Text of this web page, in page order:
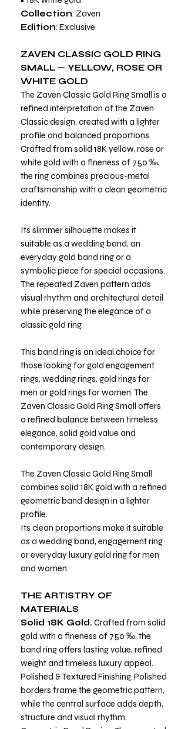
Collection: Zaven
Edition: Exclusive
ZAVEN CLASSIC GOLD RING
SMALL — YELLOW, ROSE OR
WHITE GOLD
The Zaven Classic Gold Ring Small is a
refined interpretation of the Zaven
Classic design, created with a lighter
profile and balanced proportions.
Crafted from solid 18K yellow, rose or
white gold with a fineness of 750 ‰,
the ring combines precious-metal
craftsmanship with a clean geometric
identity.
Its slimmer silhouette makes it
suitable as a wedding band, an
everyday gold band ring or a
symbolic piece for special occasions.
The repeated Zaven pattern adds
visual rhythm and architectural detail
while preserving the elegance of a
classic gold ring.
This band ring is an ideal choice for
those looking for gold engagement
rings, wedding rings, gold rings for
men or gold rings for women. The
Zaven Classic Gold Ring Small offers
a refined balance between timeless
elegance, solid gold value and
contemporary design.
The Zaven Classic Gold Ring Small
combines solid 18K gold with a refined
geometric band design in a lighter
profile.
Its clean proportions make it suitable
as a wedding band, engagement ring
or everyday luxury gold ring for men
and women.
THE ARTISTRY OF
MATERIALS
Solid 18K Gold. Crafted from solid
gold with a fineness of 750 ‰, the
band ring offers lasting value, refined
weight and timeless luxury appeal.
Polished & Textured Finishing. Polished
borders frame the geometric pattern,
while the central surface adds depth,
structure and visual rhythm.